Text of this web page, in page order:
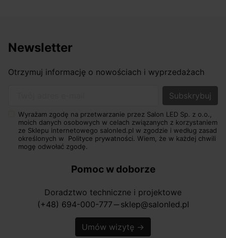
Newsletter
Otrzymuj informację o nowościach i wyprzedażach
Wyrażam zgodę na przetwarzanie przez Salon LED Sp. z o.o.,
moich danych osobowych w celach związanych z korzystaniem
ze Sklepu internetowego salonled.pl w zgodzie i według zasad
określonych w Polityce prywatności. Wiem, że w każdej chwili
mogę odwołać zgodę.
Pomoc w doborze
Doradztwo techniczne i projektowe
(+48) 694-000-777 horizontal_rule sklep@salonled.pl
Umów wizytę →